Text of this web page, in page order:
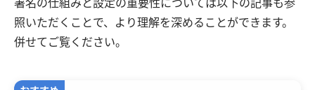
署名の仕組みと設定の重要性については以下の記事も参
照いただくことで、より理解を深めることができます。
併せてご覧ください。